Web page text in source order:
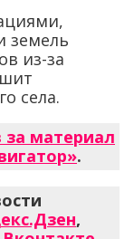
земель
из-за
села.
материал
.
,